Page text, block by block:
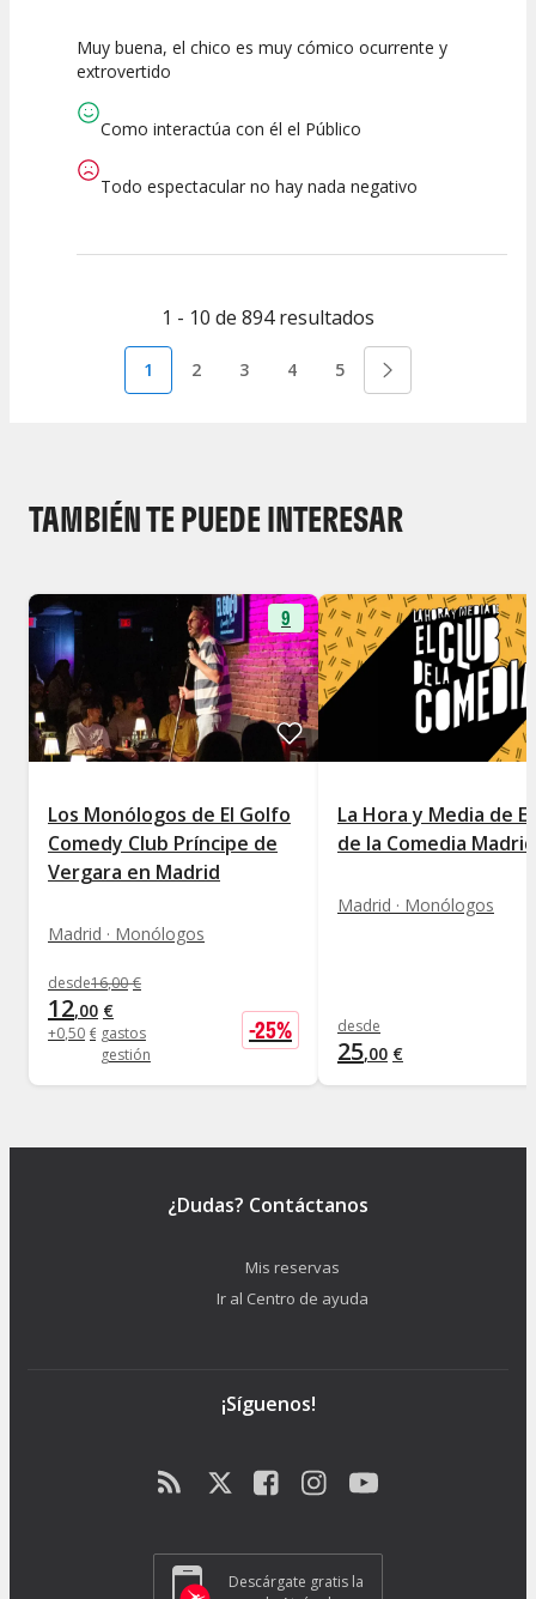
10
Espectáculo
10
Escena
10
artística
Muy buena, el chico es muy cómico ocurrente y
extrovertido
Como interactúa con él el Público
Todo espectacular no hay nada negativo
1 - 10 de 894 resultados
1 2 3 4 5
TAMBIÉN TE PUEDE INTERESAR
9
Los Monólogos de El Golfo
Comedy Club Príncipe de
Vergara en Madrid
Madrid · Monólogos
desde16,00 €
12,00 €
+0,50 € gastos
gestión
-25%
La Hora y Media de
de la Comedia Madrid
Madrid · Monólogos
desde
25,00 €
¿Dudas? Contáctanos
Mis reservas
Ir al Centro de ayuda
¡Síguenos!
Descárgate gratis la